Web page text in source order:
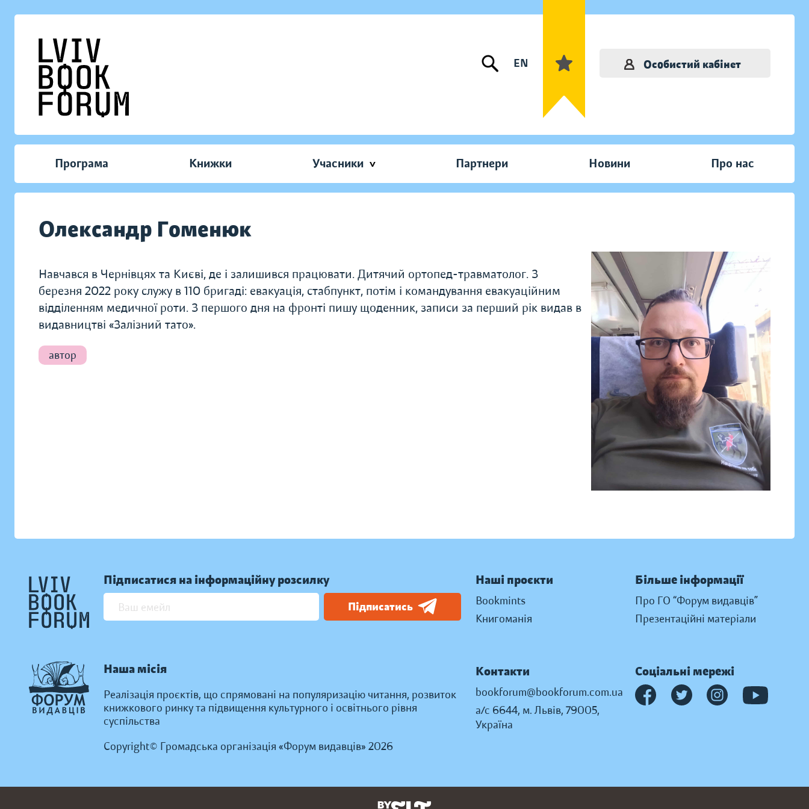
EN Особистий кабінет
Програма Книжки Учасники Партнери Новини Про нас
Олександр Гоменюк
Навчався в Чернівцях та Києві, де і залишився працювати. Дитячий ортопед-травматолог. З
березня 2022 року служу в 110 бригаді: евакуація, стабпункт, потім і командування евакуаційним
відділенням медичної роти. З першого дня на фронті пишу щоденник, записи за перший рік видав в
видавництві «Залізний тато».
автор
Підписатися на інформаційну розсилку
Підписатись
Наша місія
Реалізація проєктів, що спрямовані на популяризацію читання, розвиток
книжкового ринку та підвищення культурного і освітнього рівня
суспільства
Copyright© Громадська організація «Форум видавців» 2026
Наші проєкти
Bookmints
Книгоманія
Більше інформації
Про ГО “Форум видавців”
Презентаційні матеріали
Контакти
bookforum@bookforum.com.ua
а/с 6644, м. Львів, 79005,
Україна
Соціальні мережі